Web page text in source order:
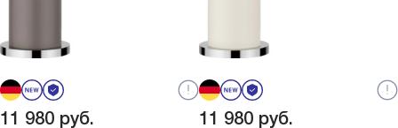
11 980 руб. 11 980 руб.